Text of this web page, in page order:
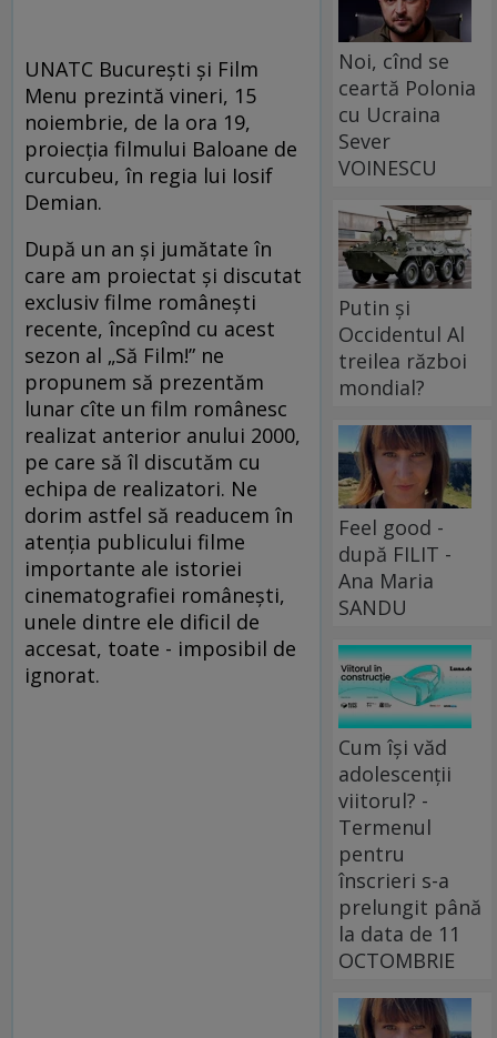
UNATC Bucureşti şi Film
Menu prezintă vineri, 15
noiembrie, de la ora 19,
proiecţia filmului Baloane de
curcubeu, în regia lui Iosif
Demian.
După un an şi jumătate în
care am proiectat şi discutat
exclusiv filme româneşti
recente, începînd cu acest
sezon al „Să Film!” ne
propunem să prezentăm
lunar cîte un film românesc
realizat anterior anului 2000,
pe care să îl discutăm cu
echipa de realizatori. Ne
dorim astfel să readucem în
atenţia publicului filme
importante ale istoriei
cinematografiei româneşti,
unele dintre ele dificil de
accesat, toate - imposibil de
ignorat.
Noi, cînd se
ceartă Polonia
cu Ucraina
Sever
VOINESCU
Putin și
Occidentul Al
treilea război
mondial?
Feel good -
după FILIT -
Ana Maria
SANDU
Cum își văd
adolescenții
viitorul? -
Termenul
pentru
înscrieri s-a
prelungit până
la data de 11
OCTOMBRIE